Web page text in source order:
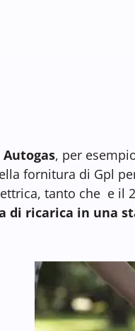
Autogas, per
fornitura di Gpl
tanto che e il
di ricarica in una